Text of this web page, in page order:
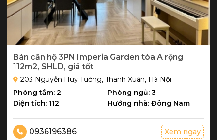
Bán căn hộ 3PN Imperia Garden tòa A rộng
112m2, SHLD, giá tốt
203 Nguyễn Huy Tưởng, Thanh Xuân, Hà Nội
Phòng tắm: 2
Phòng ngủ: 3
Diện tích: 112
Hướng nhà: Đông Nam
0936196386 Xem ngay